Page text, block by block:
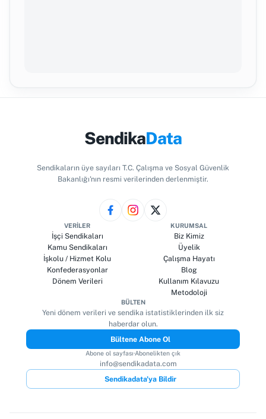
SendikaData
Sendikaların üye sayıları T.C. Çalışma ve Sosyal Güvenlik
Bakanlığı'nın resmi verilerinden derlenmiştir.
VERILER
İşçi Sendikaları
Kamu Sendikaları
İşkolu / Hizmet Kolu
Konfederasyonlar
Dönem Verileri
KURUMSAL
Biz Kimiz
Üyelik
Çalışma Hayatı
Blog
Kullanım Kılavuzu
Metodoloji
BÜLTEN
Yeni dönem verileri ve sendika istatistiklerinden ilk siz
haberdar olun.
Bültene Abone Ol
Abone ol sayfası·Abonelikten çık
info@sendikadata.com
Sendikadata'ya Bildir